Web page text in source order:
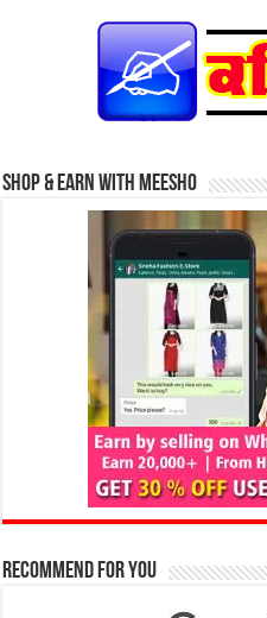
Shop & Earn with Meesho
Recommend for You